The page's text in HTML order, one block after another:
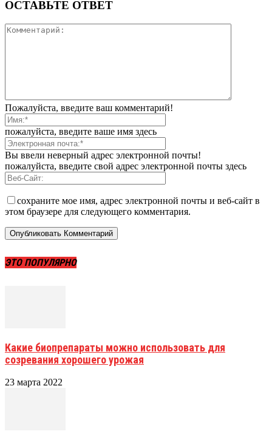
ОСТАВЬТЕ ОТВЕТ
Пожалуйста, введите ваш комментарий!
пожалуйста, введите ваше имя здесь
Вы ввели неверный адрес электронной почты!
пожалуйста, введите свой адрес электронной почты здесь
сохраните мое имя, адрес электронной почты и веб-сайт в
этом браузере для следующего комментария.
ЭТО ПОПУЛЯРНО
Какие биопрепараты можно использовать для
созревания хорошего урожая
23 марта 2022